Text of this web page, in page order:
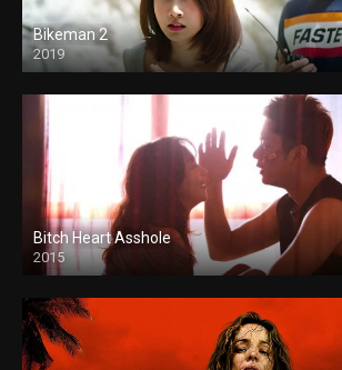
Bikeman 2
2019
Bitch Heart Asshole
2015